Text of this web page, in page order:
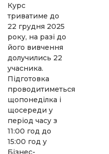
Курс
триватиме до
22 грудня 2025
року, на разі до
його вивчення
долучились 22
учасника.
Підготовка
проводитиметься
щопонеділка і
щосереди у
період часу з
11:00 год до
15:00 год у
Бізнес-